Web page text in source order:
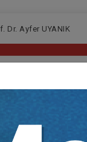
Dr. Ayfer UYANIK